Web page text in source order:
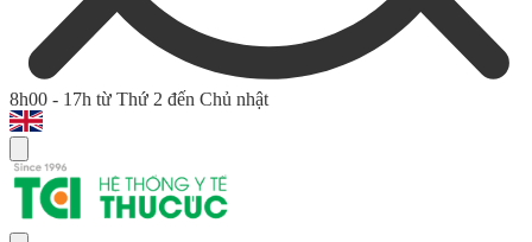
8h00 - 17h từ Thứ 2 đến Chủ nhật